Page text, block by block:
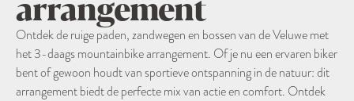
Ontdek de ruige paden, zandwegen en bossen van de Veluwe met
het 3-daags mountainbike arrangement. Of je nu een ervaren biker
bent of gewoon houdt van sportieve ontspanning in de natuur: dit
arrangement biedt de perfecte mix van actie en comfort. Ontdek